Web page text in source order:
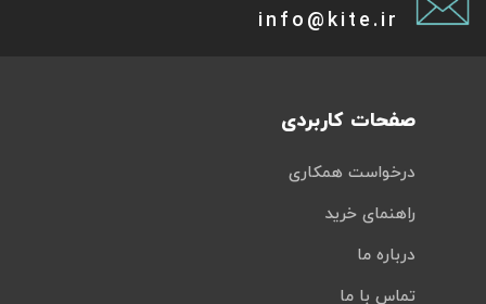
info@kite.ir
صفحات کاربردی
درخواست همکاری
راهنمای خرید
درباره ما
تماس با ما